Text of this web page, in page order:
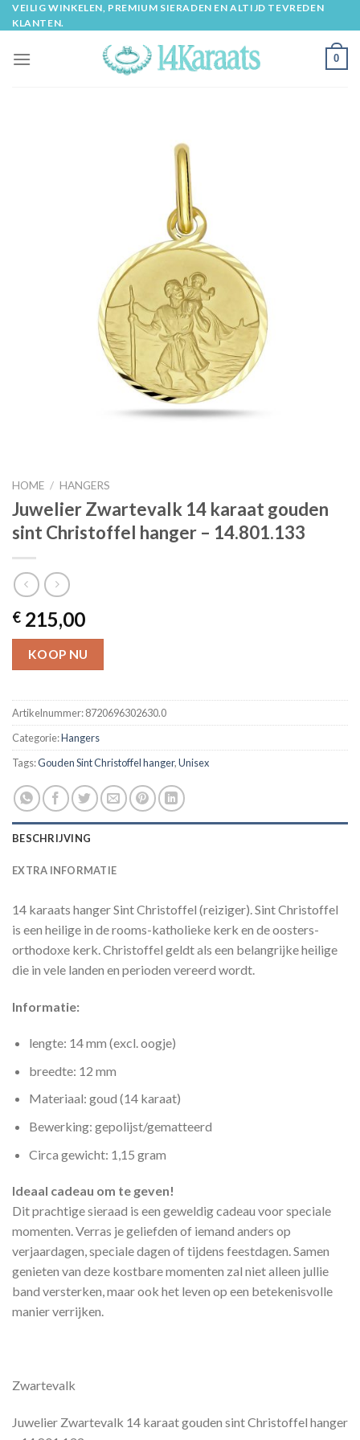
Skip
to
VEILIG WINKELEN, PREMIUM SIERADEN EN ALTIJD TEVREDEN
KLANTEN.
0
HOME / HANGERS
Juwelier Zwartevalk 14 karaat gouden
sint Christoffel hanger – 14.801.133
€ 215,00
KOOP NU
Artikelnummer:8720696302630.0
Categorie:Hangers
Tags:Gouden Sint Christoffel hanger,Unisex
BESCHRIJVING
EXTRA INFORMATIE
14 karaats hanger Sint Christoffel (reiziger). Sint Christoffel
is een heilige in de rooms-katholieke kerk en de oosters-
orthodoxe kerk. Christoffel geldt als een belangrijke heilige
die in vele landen en perioden vereerd wordt.
Informatie:
lengte: 14 mm (excl. oogje)
breedte: 12 mm
Materiaal: goud (14 karaat)
Bewerking: gepolijst/gematteerd
Circa gewicht: 1,15 gram
Ideaal cadeau om te geven!
Dit prachtige sieraad is een geweldig cadeau voor speciale
momenten. Verras je geliefden of iemand anders op
verjaardagen, speciale dagen of tijdens feestdagen. Samen
genieten van deze kostbare momenten zal niet alleen jullie
band versterken, maar ook het leven op een betekenisvolle
manier verrijken.
Zwartevalk
Juwelier Zwartevalk 14 karaat gouden sint Christoffel hanger